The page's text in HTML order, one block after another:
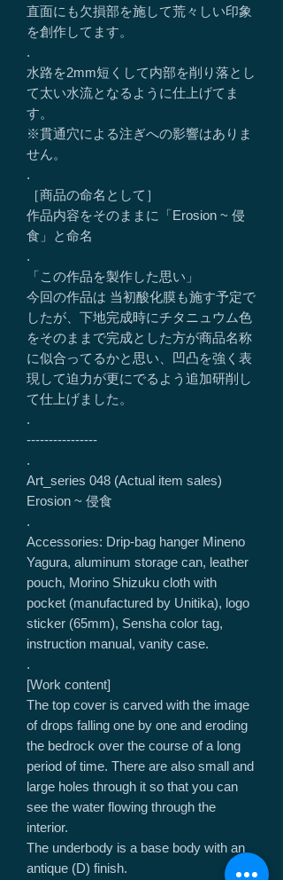
直面にも欠損部を施して荒々しい印象
を創作してます。
.
水路を2mm短くして内部を削り落とし
て太い水流となるように仕上げてま
す。
※貫通穴による注ぎへの影響はありま
せん。
.
［商品の命名として］
作品内容をそのままに「Erosion ~ 侵
食」と命名
.
「この作品を製作した思い」
今回の作品は 当初酸化膜も施す予定で
したが、下地完成時にチタニュウム色
をそのままで完成とした方が商品名称
に似合ってるかと思い、凹凸を強く表
現して迫力が更にでるよう追加研削し
て仕上げました。
.
----------------
.
Art_series 048 (Actual item sales)
Erosion ~ 侵食
.
Accessories: Drip-bag hanger Mineno
Yagura, aluminum storage can, leather
pouch, Morino Shizuku cloth with
pocket (manufactured by Unitika), logo
sticker (65mm), Sensha color tag,
instruction manual, vanity case.
.
[Work content]
The top cover is carved with the image
of drops falling one by one and eroding
the bedrock over the course of a long
period of time. There are also small and
large holes through it so that you can
see the water flowing through the
interior.
The underbody is a base body with an
antique (D) finish.